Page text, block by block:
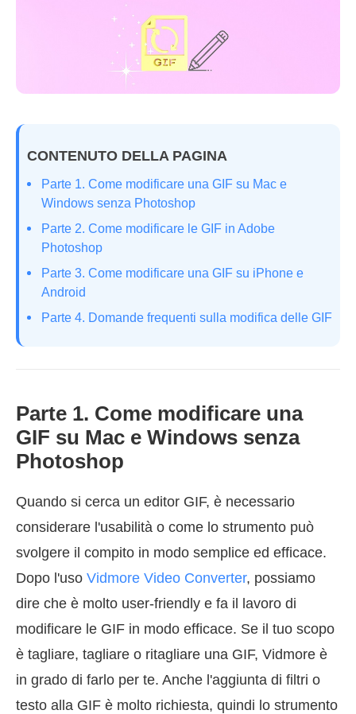
CONTENUTO DELLA PAGINA
Parte 1. Come modificare una GIF su Mac e
Windows senza Photoshop
Parte 2. Come modificare le GIF in Adobe
Photoshop
Parte 3. Come modificare una GIF su iPhone e
Android
Parte 4. Domande frequenti sulla modifica delle GIF
Parte 1. Come modificare una
GIF su Mac e Windows senza
Photoshop
Quando si cerca un editor GIF, è necessario
considerare l'usabilità o come lo strumento può
svolgere il compito in modo semplice ed efficace.
Dopo l'uso Vidmore Video Converter, possiamo
dire che è molto user-friendly e fa il lavoro di
modificare le GIF in modo efficace. Se il tuo scopo
è tagliare, tagliare o ritagliare una GIF, Vidmore è
in grado di farlo per te. Anche l'aggiunta di filtri o
testo alla GIF è molto richiesta, quindi lo strumento